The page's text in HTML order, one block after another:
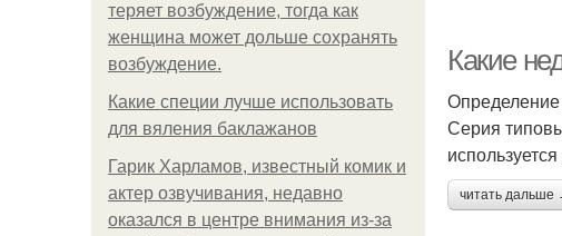
теряет возбуждение, тогда как
женщина может дольше сохранять
возбуждение.
Какие специи лучше использовать
для вяления баклажанов
Гарик Харламов, известный комик и
актер озвучивания, недавно
оказался в центре внимания из-за
Какие
Серия
читать дальше